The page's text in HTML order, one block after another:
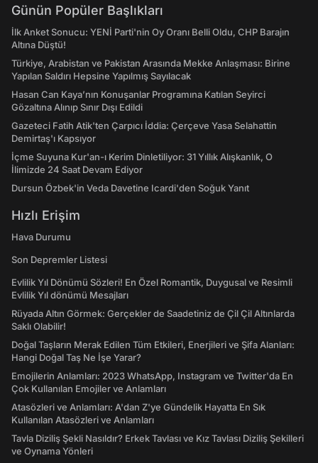
Günün Popüler Başlıkları
İlk Anket Sonucu: YENİ Parti'nin Oy Oranı Belli Oldu, CHP Barajın
Altına Düştü!
Türkiye, Arabistan ve Pakistan Arasında Mekke Anlaşması: Birine
Yapılan Saldırı Hepsine Yapılmış Sayılacak
Hasan Can Kaya’nın Konuşanlar Programına Katılan Seyirci
Gözaltına Alınıp Sınır Dışı Edildi
Gazeteci Fatih Atik'ten Çarpıcı İddia: Çerçeve Yasa Selahattin
Demirtaş'ı Kapsıyor
İçme Suyuna Kur'an-ı Kerim Dinletiliyor: 31 Yıllık Alışkanlık, O
İlimizde 24 Saat Devam Ediyor
Dursun Özbek'in Veda Davetine Icardi'den Soğuk Yanıt
Hızlı Erişim
Hava Durumu
Son Depremler Listesi
Evlilik Yıl Dönümü Sözleri! En Özel Romantik, Duygusal ve Resimli
Evlilik Yıl dönümü Mesajları
Rüyada Altın Görmek: Gerçekler de Saadetiniz de Çil Çil Altınlarda
Saklı Olabilir!
Doğal Taşların Merak Edilen Tüm Etkileri, Enerjileri ve Şifa Alanları:
Hangi Doğal Taş Ne İşe Yarar?
Emojilerin Anlamları: 2023 WhatsApp, Instagram ve Twitter'da En
Çok Kullanılan Emojiler ve Anlamları
Atasözleri ve Anlamları: A'dan Z'ye Gündelik Hayatta En Sık
Kullanılan Atasözleri ve Anlamları
Tavla Diziliş Şekli Nasıldır? Erkek Tavlası ve Kız Tavlası Diziliş Şekilleri
ve Oynama Yönleri